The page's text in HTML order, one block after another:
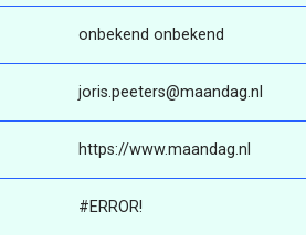
onbekend onbekend
joris.peeters@maandag.nl
https://www.maandag.nl
#ERROR!